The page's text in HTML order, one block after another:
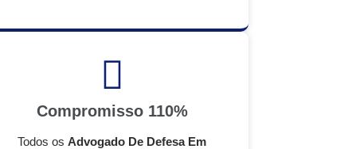
Compromisso 110%
Todos os Advogado De Defesa Em